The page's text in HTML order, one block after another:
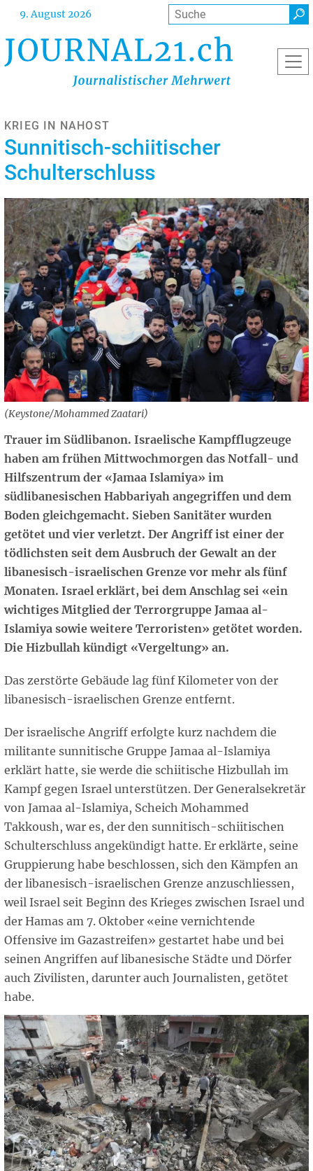
Direkt
Inhalt
9. August 2026 Suche
KRIEG IN NAHOST
Sunnitisch-schiitischer
Schulterschluss
(Keystone/Mohammed Zaatari)
Trauer im Südlibanon. Israelische Kampfflugzeuge
haben am frühen Mittwochmorgen das Notfall- und
Hilfszentrum der «Jamaa Islamiya» im
südlibanesischen Habbariyah angegriffen und dem
Boden gleichgemacht. Sieben Sanitäter wurden
getötet und vier verletzt. Der Angriff ist einer der
tödlichsten seit dem Ausbruch der Gewalt an der
libanesisch-israelischen Grenze vor mehr als fünf
Monaten. Israel erklärt, bei dem Anschlag sei «ein
wichtiges Mitglied der Terrorgruppe Jamaa al-
Islamiya sowie weitere Terroristen» getötet worden.
Die Hizbullah kündigt «Vergeltung» an.
Das zerstörte Gebäude lag fünf Kilometer von der
libanesisch-israelischen Grenze entfernt.
Der israelische Angriff erfolgte kurz nachdem die
militante sunnitische Gruppe Jamaa al-Islamiya
erklärt hatte, sie werde die schiitische Hizbullah im
Kampf gegen Israel unterstützen. Der Generalsekretär
von Jamaa al-Islamiya, Scheich Mohammed
Takkoush, war es, der den sunnitisch-schiitischen
Schulterschluss angekündigt hatte. Er erklärte, seine
Gruppierung habe beschlossen, sich den Kämpfen an
der libanesisch-israelischen Grenze anzuschliessen,
weil Israel seit Beginn des Krieges zwischen Israel und
der Hamas am 7. Oktober «eine vernichtende
Offensive im Gazastreifen» gestartet habe und bei
seinen Angriffen auf libanesische Städte und Dörfer
auch Zivilisten, darunter auch Journalisten, getötet
habe.